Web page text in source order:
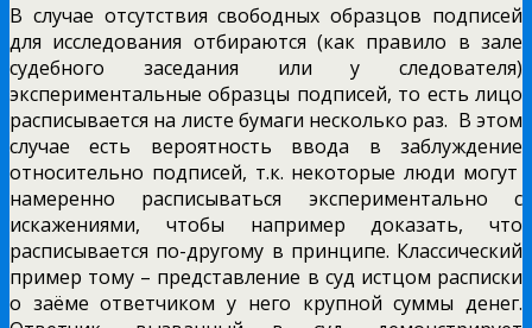
В случае отсутствия свободных образцов подписей
для исследования отбираются (как правило в зале
судебного заседания или у следователя)
экспериментальные образцы подписей, то есть лицо
расписывается на листе бумаги несколько раз. В этом
случае есть вероятность ввода в заблуждение
относительно подписей, т.к. некоторые люди могут
намеренно расписываться экспериментально с
искажениями, чтобы например доказать, что
расписывается по-другому в принципе. Классический
пример тому – представление в суд истцом расписки
о заёме ответчиком у него крупной суммы денег.